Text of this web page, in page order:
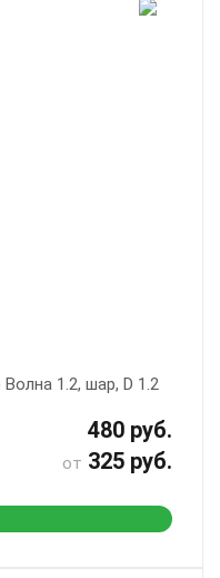
1.2, шар, D 1.2
480 руб.
от 325 руб.